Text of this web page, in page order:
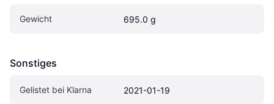
Gewicht 695.0 g
Sonstiges
Gelistet bei Klarna 2021-01-19